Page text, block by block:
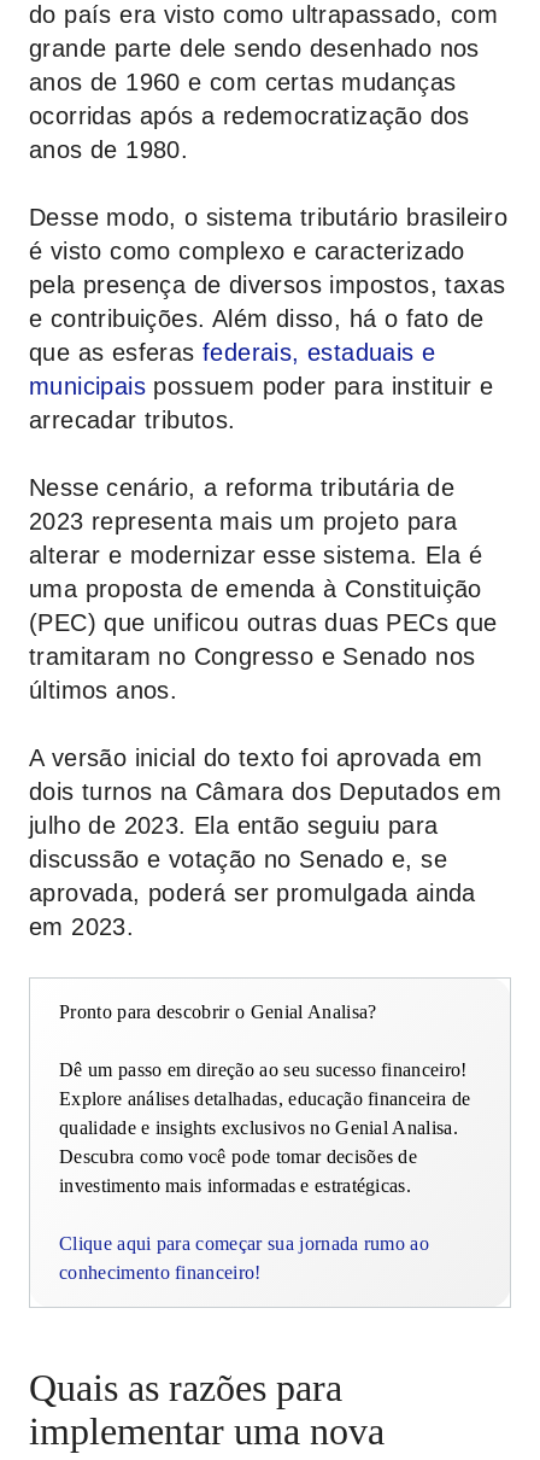
do país era visto como ultrapassado, com
grande parte dele sendo desenhado nos
anos de 1960 e com certas mudanças
ocorridas após a redemocratização dos
anos de 1980.
Desse modo, o sistema tributário brasileiro
é visto como complexo e caracterizado
pela presença de diversos impostos, taxas
e contribuições. Além disso, há o fato de
que as esferas federais, estaduais e
municipais possuem poder para instituir e
arrecadar tributos.
Nesse cenário, a reforma tributária de
2023 representa mais um projeto para
alterar e modernizar esse sistema. Ela é
uma proposta de emenda à Constituição
(PEC) que unificou outras duas PECs que
tramitaram no Congresso e Senado nos
últimos anos.
A versão inicial do texto foi aprovada em
dois turnos na Câmara dos Deputados em
julho de 2023. Ela então seguiu para
discussão e votação no Senado e, se
aprovada, poderá ser promulgada ainda
em 2023.
Pronto para descobrir o Genial Analisa?
Dê um passo em direção ao seu sucesso financeiro!
Explore análises detalhadas, educação financeira de
qualidade e insights exclusivos no Genial Analisa.
Descubra como você pode tomar decisões de
investimento mais informadas e estratégicas.
Clique aqui para começar sua jornada rumo ao
conhecimento financeiro!
Quais as razões para
implementar uma nova